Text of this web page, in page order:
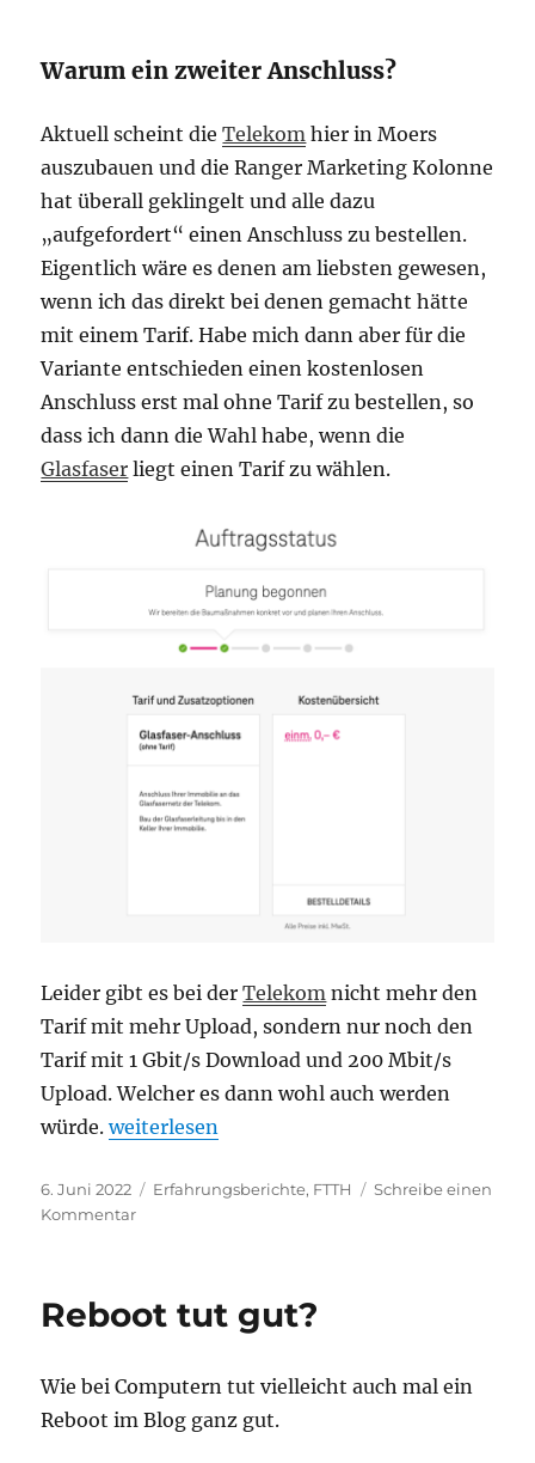
Warum ein zweiter Anschluss?
Aktuell scheint dieTelekom hier in Moers
auszubauen und die Ranger Marketing Kolonne
hat überall geklingelt und alle dazu
„aufgefordert“ einen Anschluss zu bestellen.
Eigentlich wäre es denen am liebsten gewesen,
wenn ich das direkt bei denen gemacht hätte
mit einem Tarif. Habe mich dann aber für die
Variante entschieden einen kostenlosen
Anschluss erst mal ohne Tarif zu bestellen, so
dass ich dann die Wahl habe, wenn die
Glasfaser liegt einen Tarif zu wählen.
Leider gibt es bei derTelekom nicht mehr den
Tarif mit mehr Upload, sondern nur noch den
Tarif mit 1 Gbit/s Download und 200 Mbit/s
Upload. Welcher es dann wohl auch werden
würde.„Zweiter Glasfaser-Anschluss?“
weiterlesen
Veröffentlicht
am
6. Juni 2022 Kategorien
Erfahrungsberichte, FTTH
Schreibe einen
Kommentarzu
Reboot tut gut?
Wie bei Computern tut vielleicht auch mal ein
Reboot im Blog ganz gut.